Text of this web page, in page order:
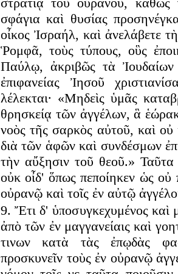
σφάγια καὶ θυσίας
οἶκος Ἰσραήλ, καὶ ἀνελάβετε
Ῥομφᾶ, τοὺς τύπους, οὓς
Παύλῳ, ἀκριβῶς τὰ Ἰουδαίων
ἐπιφανείας Ἰησοῦ
λέλεκται· «Μηδεὶς ὑμᾶς
θρησκείᾳ τῶν ἀγγέλων, ἃ
νοὸς τῆς σαρκὸς αὐτοῦ, καὶ
διὰ τῶν ἁφῶν καὶ συνδέσμων
τὴν αὔξησιν τοῦ θεοῦ.»
οὐκ οἶδ' ὅπως πεποίηκεν ὡς οὐ
οὐρανῷ καὶ τοῖς ἐν αὐτῷ
9. Ἔτι δ' ὑποσυγκεχυμένος καὶ
ἀπὸ τῶν ἐν μαγγανείαις καὶ
τινων κατὰ τὰς ἐπῳδὰς
προσκυνεῖν τοὺς ἐν οὐρανῷ